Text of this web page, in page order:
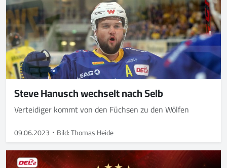
Steve Hanusch wechselt nach Selb
Verteidiger kommt von den Füchsen zu den Wölfen
09.06.2023 Bild: Thomas Heide